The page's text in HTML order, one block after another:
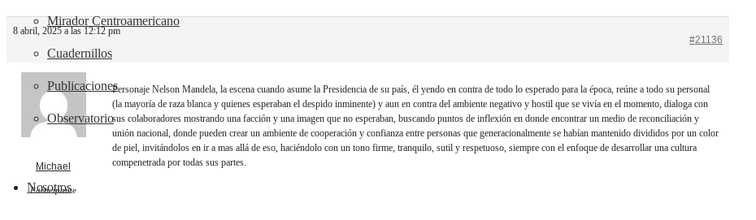
Mirador Centroamericano
Cuadernillos
Publicaciones
Observatorio
Nosotros
8 abril, 2025 a las 12:12 pm
#21136
Michael
Participante
Personaje Nelson Mandela, la escena cuando asume la Presidencia de su país, él yendo en contra de todo lo esperado para la época, reúne a todo su personal
(la mayoría de raza blanca y quienes esperaban el despido inminente) y aun en contra del ambiente negativo y hostil que se vivía en el momento, dialoga con
sus colaboradores mostrando una facción y una imagen que no esperaban, buscando puntos de inflexión en donde encontrar un medio de reconciliación y
unión nacional, donde pueden crear un ambiente de cooperación y confianza entre personas que generacionalmente se habían mantenido divididos por un color
de piel, invitándolos en ir a mas allá de eso, haciéndolo con un tono firme, tranquilo, sutil y respetuoso, siempre con el enfoque de desarrollar una cultura
compenetrada por todas sus partes.